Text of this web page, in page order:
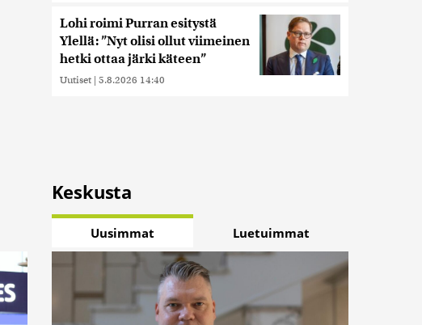
Lohi roimi Purran esitystä
Ylellä: ”Nyt olisi ollut viimeinen
hetki ottaa järki käteen”
Uutiset | 5.8.2026 14:40
Keskusta
Uusimmat Luetuimmat